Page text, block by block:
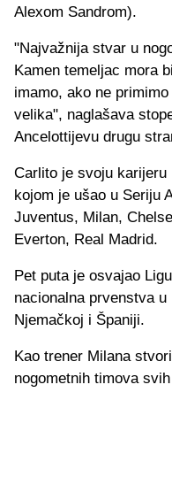
Alexom Sandrom).
"Najvažnija stvar u
Kamen temeljac mora
imamo, ako ne
velika", naglašava
Ancelottijevu drugu
Carlito je svoju karijeru
kojom je ušao u Seriju
Juventus, Milan,
Everton, Real Madrid.
Pet puta je osvajao
nacionalna prvenstva
Njemačkoj i Španiji.
Kao trener Milana
nogometnih timova